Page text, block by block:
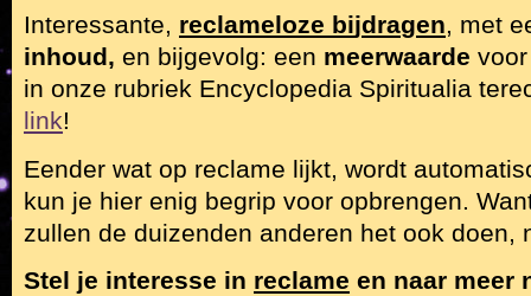
Interessante, reclameloze bijdragen, met
inhoud, en bijgevolg: een meerwaarde
in onze rubriek Encyclopedia Spiritualia
link!
Eender wat op reclame lijkt, wordt
kun je hier enig begrip voor opbrengen.
zullen de duizenden anderen het ook doen,
Stel je interesse in reclame en naar meer